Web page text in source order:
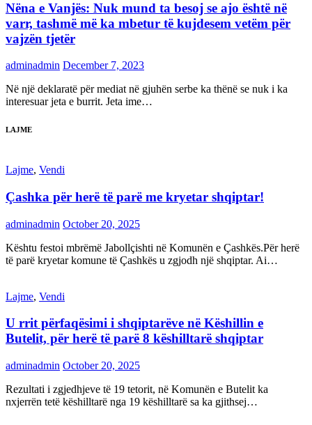
Nëna e Vanjës: Nuk mund ta besoj se ajo është në
varr, tashmë më ka mbetur të kujdesem vetëm për
vajzën tjetër
adminadmin December 7, 2023
Në një deklaratë për mediat në gjuhën serbe ka thënë se nuk i ka
interesuar jeta e burrit. Jeta ime…
LAJME
Lajme, Vendi
Çashka për herë të parë me kryetar shqiptar!
adminadmin October 20, 2025
Kështu festoi mbrëmë Jabollçishti në Komunën e Çashkës.Për herë
të parë kryetar komune të Çashkës u zgjodh një shqiptar. Ai…
Lajme, Vendi
U rrit përfaqësimi i shqiptarëve në Këshillin e
Butelit, për herë të parë 8 këshilltarë shqiptar
adminadmin October 20, 2025
Rezultati i zgjedhjeve të 19 tetorit, në Komunën e Butelit ka
nxjerrën tetë këshilltarë nga 19 këshilltarë sa ka gjithsej…